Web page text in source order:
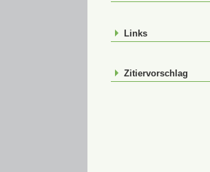
Links
Zitiervorschlag